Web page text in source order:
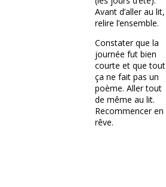
Avant d’aller au lit,
relire l’ensemble.
Constater que la
journée fut bien
courte et que tout
ça ne fait pas un
poème. Aller tout
de même au lit.
Recommencer en
rêve.